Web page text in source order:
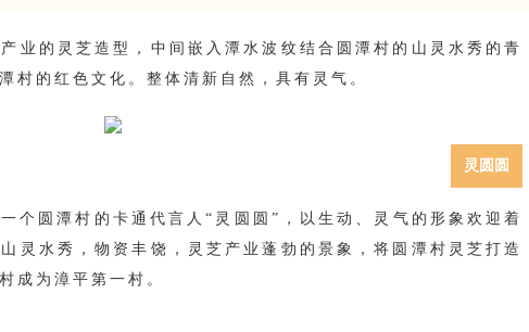
业的灵芝造型，中间嵌入潭水波纹结合圆潭村的山灵水秀的青
村的红色文化。整体清新自然，具有灵气。
灵圆圆
个圆潭村的卡通代言人“灵圆圆”，以生动、灵气的形象欢迎着
灵水秀，物资丰饶，灵芝产业蓬勃的景象，将圆潭村灵芝打造
成为漳平第一村。